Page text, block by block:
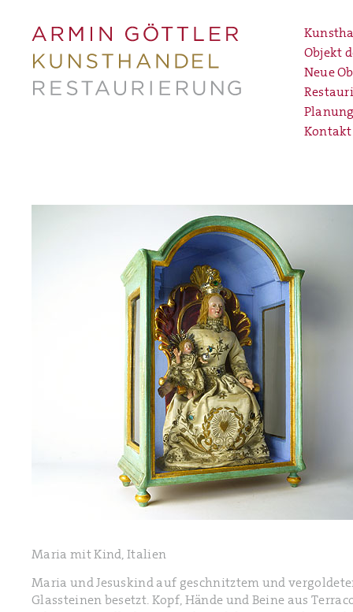
Objekt
Neue
Kontakt
Maria mit Kind, Italien
Maria und Jesuskind auf geschnitztem und
Glassteinen besetzt. Kopf, Hände und Beine aus